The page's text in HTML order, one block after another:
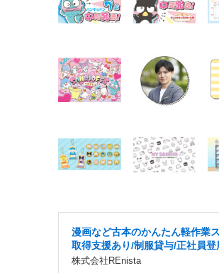
漫画など古本のかんたん軽作業
取得支援あり/制服貸与/正社員登
株式会社REnista